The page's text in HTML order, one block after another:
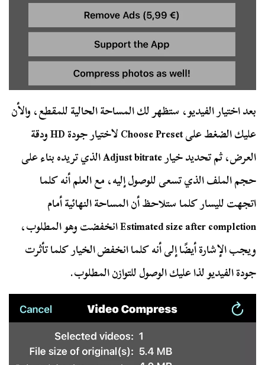
بعد اختيار الفيديو، ستظهر لك المساحة الحالية للمقطع، والأن
عليك الضغط على Choose Preset لاختيار جودة HD ودقة
العرض، ثم تحديد خيار Adjust bitrate الذي تريده بناء على
حجم الملف الذي تسعى للوصول إليه، مع العلم أنه كلما
اتجهت لليسار كلما ستلاحظ أن المساحة النهائية أمام
Estimated size after completion انخفضت وهو المطلوب،
ويجب الإشارة أيضًا إلى أنه كلما انخفض الخيار كلما تأثرت
جودة الفيديو لذا عليك الوصول للتوازن المطلوب.